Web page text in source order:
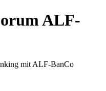
ALF-
mit ALF-BanCo